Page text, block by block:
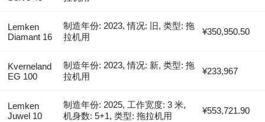
Lemken
Diamant 16
制造年份: 2023, 情况: 旧, 类型: 拖
拉机用
¥350,950.50
Kverneland
EG 100
制造年份: 2023, 情况: 新, 类型: 拖
拉机用
¥233,967
Lemken
Juwel 10
制造年份: 2025, 工作宽度: 3 米,
机身数: 5+1, 类型: 拖拉机用
¥553,721.90